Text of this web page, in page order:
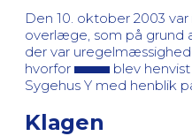
Den 10. oktober 2003 var
overlæge, som på grund
der var
hvorfor
blev
Sygehus Y med henblik
Klagen